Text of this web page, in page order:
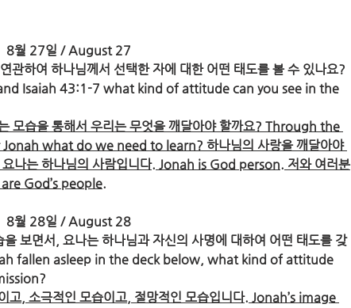
8월 27일 / August 27
하여 하나님께서 선택한 자에 대한 어떤 태도를 볼 수 있나요?
Isaiah 43:1-7 what kind of attitude can you see in the
모습을 통해서 우리는 무엇을 깨달아야 할까요? Through the
what do we need to learn? 하나님의 사랑을 깨달아야
나는 하나님의 사람입니다. Jonah is God person. 저와 여러분
God’s people.
8월 28일 / August 28
보면서, 요나는 하나님과 자신의 사명에 대하여 어떤 태도를 갖
fallen asleep in the deck below, what kind of attitude
고, 소극적인 모습이고, 절망적인 모습입니다. Jonah’s image